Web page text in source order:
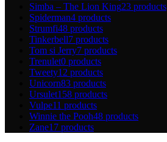
Simba – The Lion King23 products
Spiderman4 products
Strumfi48 products
Tinkerbell7 products
Tom si Jerry7 products
Trenulet0 products
Tweety12 products
Unicorn83 products
Ursulet158 products
Vulpe11 products
Winnie the Pooh48 products
Zane17 products